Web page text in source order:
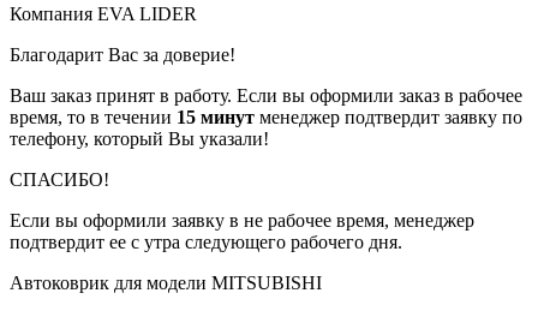
Компания EVA LIDER
Благодарит Вас за доверие!
Ваш заказ принят в работу. Если вы оформили заказ в рабочее
время, то в течении 15 минут менеджер подтвердит заявку по
телефону, который Вы указали!
СПАСИБО!
Если вы оформили заявку в не рабочее время, менеджер
подтвердит ее с утра следующего рабочего дня.
Автоковрик для модели MITSUBISHI